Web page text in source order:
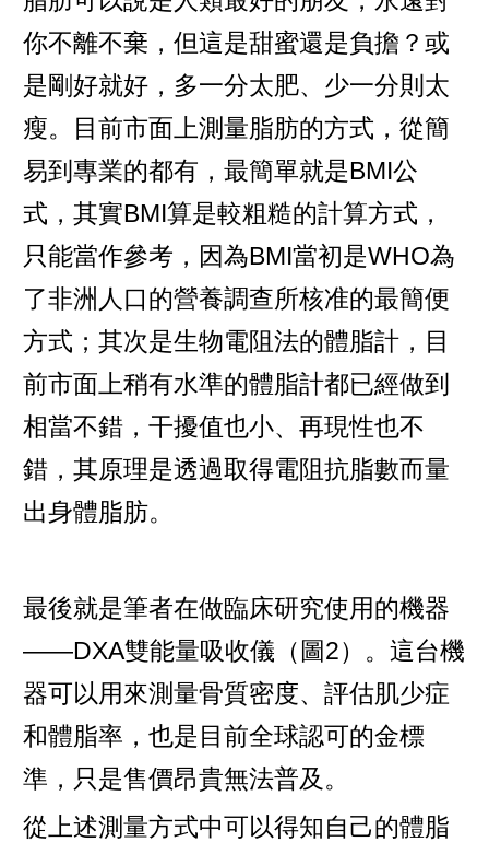
你不離不棄，但這是甜蜜還是負擔？或
是剛好就好，多一分太肥、少一分則太
瘦。目前市面上測量脂肪的方式，從簡
易到專業的都有，最簡單就是BMI公
式，其實BMI算是較粗糙的計算方式，
只能當作參考，因為BMI當初是WHO為
了非洲人口的營養調查所核准的最簡便
方式；其次是生物電阻法的體脂計，目
前市面上稍有水準的體脂計都已經做到
相當不錯，干擾值也小、再現性也不
錯，其原理是透過取得電阻抗脂數而量
出身體脂肪。
最後就是筆者在做臨床研究使用的機器
——DXA雙能量吸收儀（圖2）。這台機
器可以用來測量骨質密度、評估肌少症
和體脂率，也是目前全球認可的金標
準，只是售價昂貴無法普及。
從上述測量方式中可以得知自己的體脂